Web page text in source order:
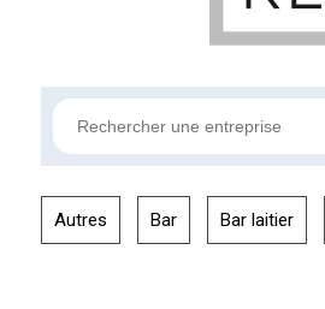
Autres Bar Bar laitier